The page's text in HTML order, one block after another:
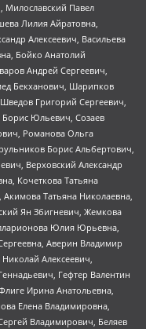
Милославский Павел
Лилия Айратовна,
Алексеевич, Васильева
Бойко Анатолий
Андрей Сергеевич,
Бекханович, Шарипков
Григорий Сергеевич,
Борис Юльевич, Созаев
Романова Ольга
Борис Альбертович,
Верховский Александр
Кочеткова Татьяна
Татьяна Николаевна,
Ян Збигневич, Жемкова
Юлия Юрьевна,
Аверин Владимир
Алексеевич,
Гефтер Валентин
Ирина Анатольевна,
Елена Владимировна,
Владимирович, Беляев